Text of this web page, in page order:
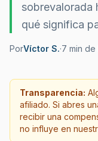
sobrevalorada
qué significa
PorVíctor S.·7 min de
Transparencia:
afiliado. Si abres
recibir una
no influye en